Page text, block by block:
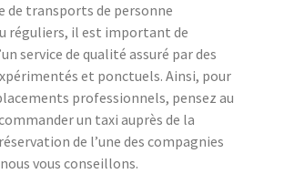
de transports de personne
réguliers, il est important de
service de qualité assuré par des
et ponctuels. Ainsi, pour
professionnels, pensez au
un taxi auprès de la
de l’une des compagnies
vous conseillons.